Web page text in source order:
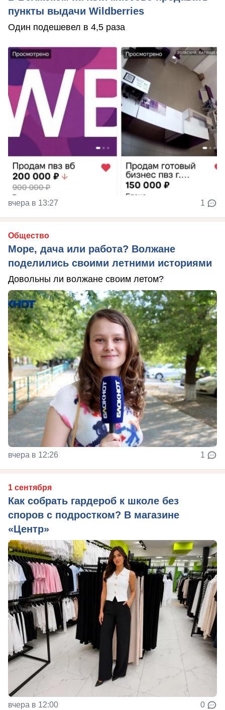
пункты выдачи Wildberries
Один подешевел в 4,5 раза
вчера в 13:27 1
Общество
Море, дача или работа? Волжане
поделились своими летними историями
Довольны ли волжане своим летом?
вчера в 12:26 1
1 сентября
Как собрать гардероб к школе без
споров с подростком? В магазине
«Центр»
вчера в 12:00 0